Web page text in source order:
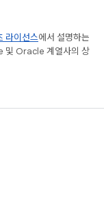
라이선스에서 설명하는
및 Oracle 계열사의 상